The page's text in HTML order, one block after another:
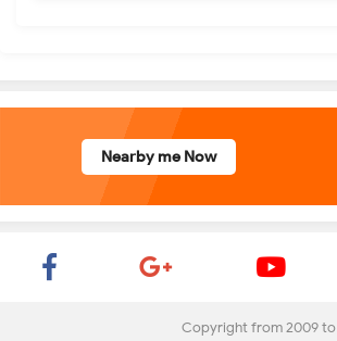
Nearby me Now
Copyright from 2009 to